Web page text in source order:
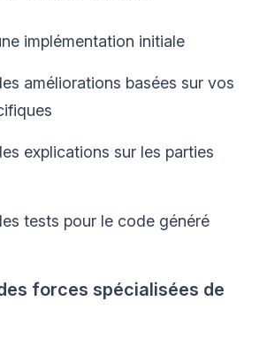
implémentation initiale
améliorations basées sur vos
explications sur les parties
tests pour le code généré
forces spécialisées de